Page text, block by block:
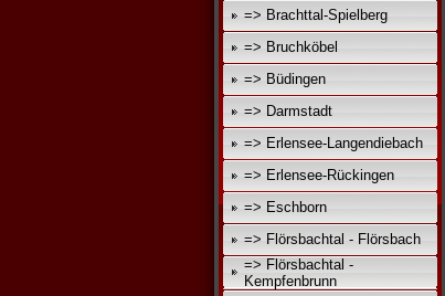
=> Brachttal-Spielberg
=> Bruchköbel
=> Büdingen
=> Darmstadt
=> Erlensee-Langendiebach
=> Erlensee-Rückingen
=> Eschborn
=> Flörsbachtal - Flörsbach
=> Flörsbachtal -
Kempfenbrunn